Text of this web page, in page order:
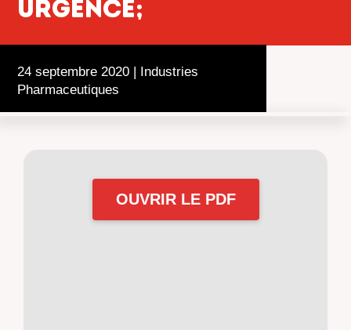
URGENCE;
24 septembre 2020 | Industries
Pharmaceutiques
OUVRIR LE PDF